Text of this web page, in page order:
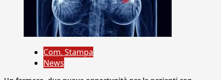
Com. Stampa
News